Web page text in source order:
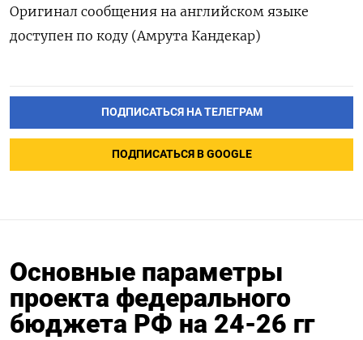
Оригинал сообщения на английском языке
доступен по коду (Амрута Кандекар)
ПОДПИСАТЬСЯ НА ТЕЛЕГРАМ
ПОДПИСАТЬСЯ В GOOGLE
Основные параметры
проекта федерального
бюджета РФ на 24-26 гг